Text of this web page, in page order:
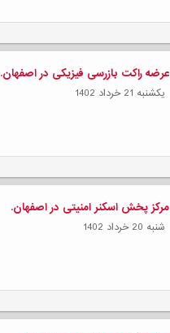
عرضه راکت بازرسی فیزیکی در اصفهان.
يكشنبه 21 خرداد 1402
مرکز پخش اسکنر امنیتی در اصفهان.
شنبه 20 خرداد 1402